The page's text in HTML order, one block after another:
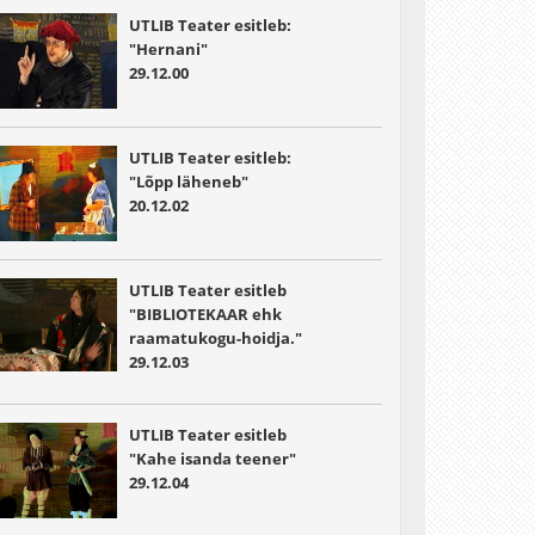
UTLIB Teater esitleb:
"Hernani"
29.12.00
UTLIB Teater esitleb:
"Lõpp läheneb"
20.12.02
UTLIB Teater esitleb
"BIBLIOTEKAAR ehk
raamatukogu-hoidja."
29.12.03
UTLIB Teater esitleb
"Kahe isanda teener"
29.12.04